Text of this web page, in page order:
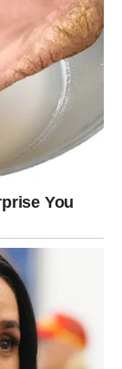
tokom
su vas
kako izgleda
šalje.
više sreće,